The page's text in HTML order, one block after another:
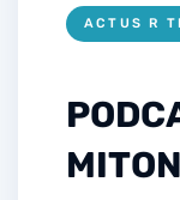
ACTUS R